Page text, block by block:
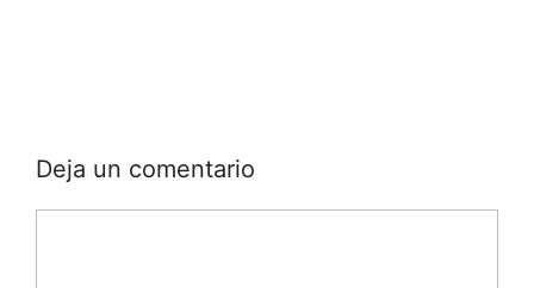
Deja un comentario